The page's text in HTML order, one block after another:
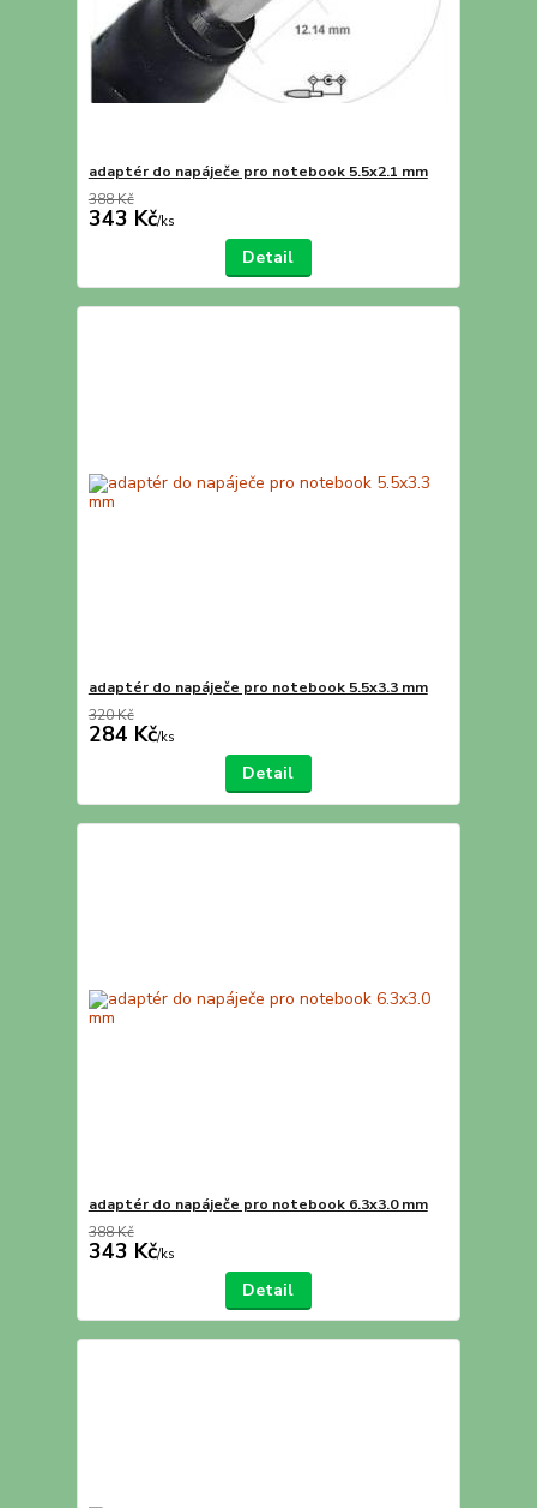
adaptér do napáječe pro notebook 5.5x2.1 mm
388 Kč
343 Kč/ks
Detail
adaptér do napáječe pro notebook 5.5x3.3 mm
320 Kč
284 Kč/ks
Detail
adaptér do napáječe pro notebook 6.3x3.0 mm
388 Kč
343 Kč/ks
Detail